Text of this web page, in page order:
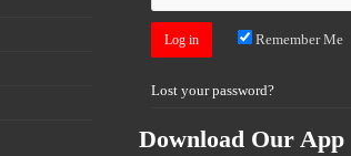
Remember Me
Lost your password?
Download Our App